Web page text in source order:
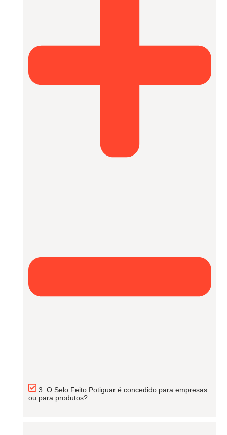
3. O Selo Feito Potiguar é concedido para empresas
ou para produtos?